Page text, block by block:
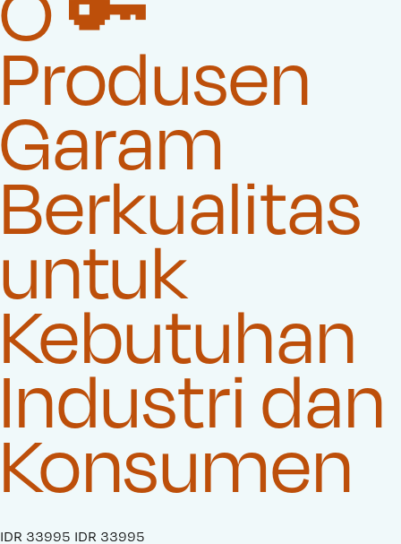
Produsen
Garam
Berkualitas
untuk
Kebutuhan
Industri dan
Konsumen
S
IDR 33995 O
IDR 33995